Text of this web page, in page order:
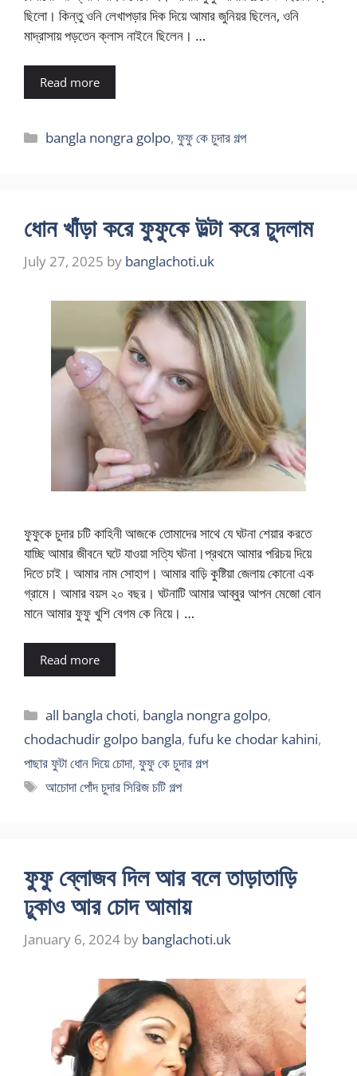
ছিলো। কিন্তু ওনি লেখাপড়ার দিক দিয়ে আমার জুনিয়র ছিলেন, ওনি
মাদ্রাসায় পড়তেন ক্লাস নাইনে ছিলেন। …
Read more
Categories
bangla nongra golpo,ফুফু কে চুদার গল্প
ধোন খাঁড়া করে ফুফুকে উল্টা করে চুদলাম
July 27, 2025 by banglachoti.uk
ফুফুকে চুদার চটি কাহিনী আজকে তোমাদের সাথে যে ঘটনা শেয়ার করতে
যাচ্ছি আমার জীবনে ঘটে যাওয়া সত্যি ঘটনা।প্রথমে আমার পরিচয় দিয়ে
দিতে চাই। আমার নাম সোহাগ। আমার বাড়ি কুষ্টিয়া জেলায় কোনো এক
গ্রামে। আমার বয়স ২০ বছর। ঘটনাটি আমার আব্বুর আপন মেজো বোন
মানে আমার ফুফু খুশি বেগম কে নিয়ে। …
Read more
Categories
all bangla choti, bangla nongra golpo,
chodachudir golpo bangla, fufu ke chodar kahini,
পাছার ফুটা ধোন দিয়ে চোদা, ফুফু কে চুদার গল্প
Tags
আচোদা পোঁদ চুদার সিরিজ চটি গল্প
ফুফু ব্লোজব দিল আর বলে তাড়াতাড়ি
ঢুকাও আর চোদ আমায়
January 6, 2024 by banglachoti.uk